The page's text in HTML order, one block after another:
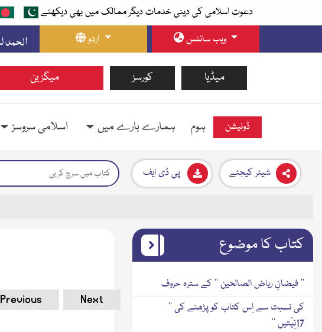
دعوت اسلامی کی دینی خدمات دیگر ممالک میں بھی دیکھئے
اردو
ویب سائٹس
میگزین کورسز میڈیا
ہوم ہمارے بارے میں اسلامی سروسز ڈونیشن
پی ڈی ایف شیئر کیجئے
Previous Next
کتاب کا موضوع
’’ فیضانِ ریاض الصالحین ‘‘ کے سترہ حروف
کی نسبت سے اِس کتاب کو پڑھنے کی ’’
17نِیّتیں ‘‘